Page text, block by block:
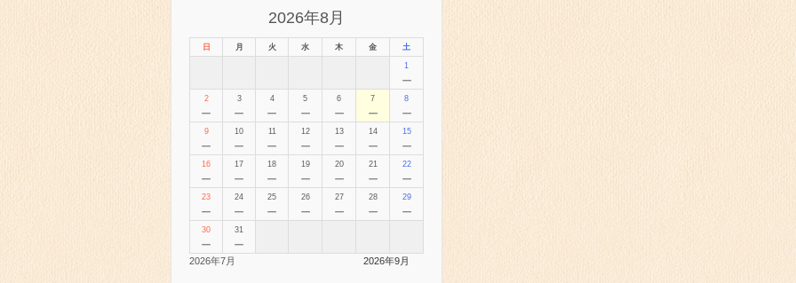
2026年8月
日 月 火 水 木 金 土
1
－
2
－
3
－
4
－
5
－
6
－
7
－
8
－
9
－
10
－
11
－
12
－
13
－
14
－
15
－
16
－
17
－
18
－
19
－
20
－
21
－
22
－
23
－
24
－
25
－
26
－
27
－
28
－
29
－
30
－
31
－
2026年7月 2026年9月